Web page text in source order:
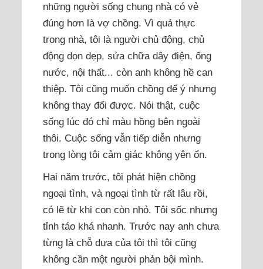
những người sống chung nhà có vẻ
đúng hơn là vợ chồng. Vì quả thực
trong nhà, tôi là người chủ động, chủ
động dọn dẹp, sửa chữa dây điện, ống
nước, nội thất... còn anh không hề can
thiệp. Tôi cũng muốn chồng để ý nhưng
không thay đổi được. Nói thật, cuộc
sống lúc đó chỉ màu hồng bên ngoài
thôi. Cuộc sống vẫn tiếp diễn nhưng
trong lòng tôi cảm giác không yên ổn.
Hai năm trước, tôi phát hiện chồng
ngoại tình, và ngoại tình từ rất lâu rồi,
có lẽ từ khi con còn nhỏ. Tôi sốc nhưng
tỉnh táo khá nhanh. Trước nay anh chưa
từng là chỗ dựa của tôi thì tôi cũng
không cần một người phản bội mình.